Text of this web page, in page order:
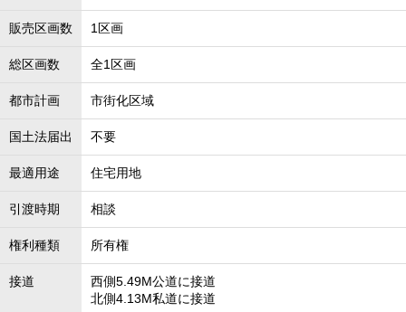
販売区画数 1区画
総区画数 全1区画
都市計画 市街化区域
国土法届出 不要
最適用途 住宅用地
引渡時期 相談
権利種類 所有権
接道
西側5.49M公道に接道
北側4.13M私道に接道